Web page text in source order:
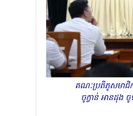
គណៈប្រតិភូសមាជិ
ចូក្វាន់ អានដុ